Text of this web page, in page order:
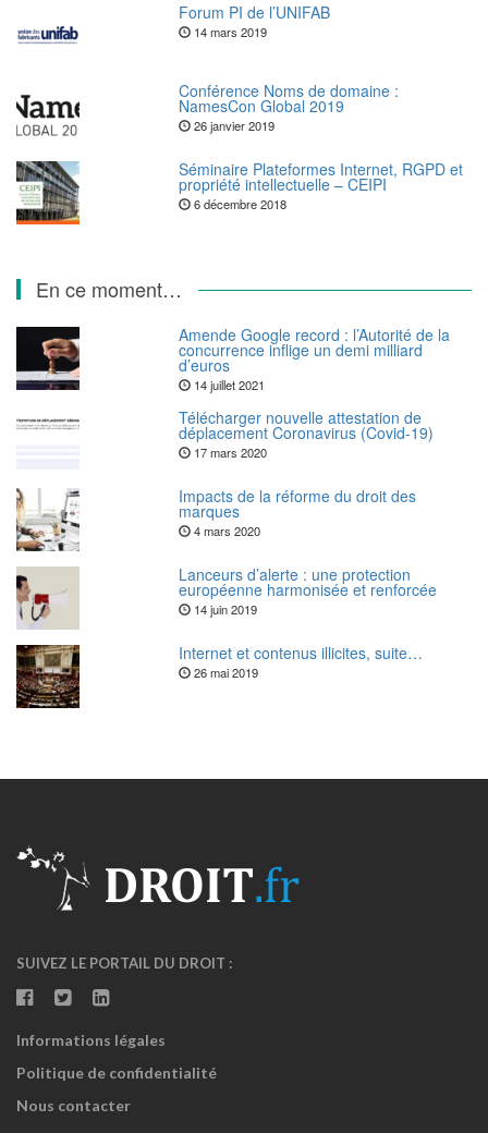
Forum PI de l’UNIFAB
14 mars 2019
Conférence Noms de domaine :
NamesCon Global 2019
26 janvier 2019
Séminaire Plateformes Internet, RGPD et
propriété intellectuelle – CEIPI
6 décembre 2018
En ce moment…
Amende Google record : l’Autorité de la
concurrence inflige un demi milliard
d’euros
14 juillet 2021
Télécharger nouvelle attestation de
déplacement Coronavirus (Covid-19)
17 mars 2020
Impacts de la réforme du droit des
marques
4 mars 2020
Lanceurs d’alerte : une protection
européenne harmonisée et renforcée
14 juin 2019
Internet et contenus illicites, suite…
26 mai 2019
SUIVEZ LE PORTAIL DU DROIT :
Informations légales
Politique de confidentialité
Nous contacter